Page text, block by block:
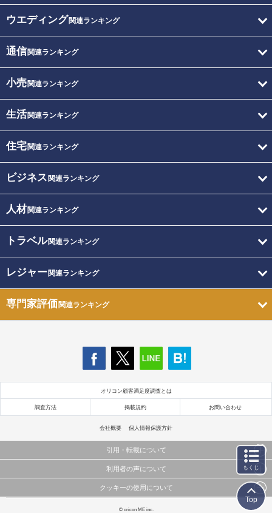
ウエディング関連ランキング
通信関連ランキング
小売関連ランキング
生活関連ランキング
住宅関連ランキング
ビジネス 関連ランキング
人材関連ランキング
トラベル関連ランキング
レジャー関連ランキング
専門家評価関連ランキング
オリコン顧客満足度調査とは
調査方法 掲載規約 お問い合わせ
会社概要 個人情報保護方針
引用・転載について
当サイトで公開されている情報（文字、写真、イラスト、画像データ等）及びこれらの配置・
これらの情報を権利者の許可なく無断転載・複製などの二次利用を行うことは固く禁じており
利用者の声について
当サイトに掲載している内容はすべてサービスの利用者が提出された見解・感想です。
弊社の見解・ 意見ではないことをご理解いただいた上でご覧ください。
クッキーの使用について
このサイトでは Cookie を使用して、ユーザーに合わせたコンテンツや広告の表示、ソーシャル
© oricon ME inc.
もくじ
Top